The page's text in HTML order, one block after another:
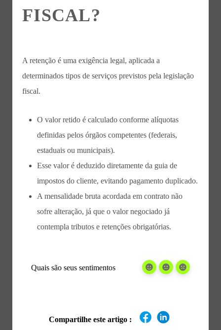
FISCAL?
A retenção é uma exigência legal, aplicada a
determinados tipos de serviços previstos pela legislação
fiscal.
O valor retido é calculado conforme alíquotas
definidas pelos órgãos competentes (federais,
estaduais ou municipais).
Esse valor é deduzido diretamente da guia de
impostos do cliente, evitando pagamento duplicado.
A mensalidade bruta acordada em contrato não
sofre alteração, já que o valor negociado já
contempla tributos e retenções obrigatórias.
Quais são seus sentimentos
Compartilhe este artigo :